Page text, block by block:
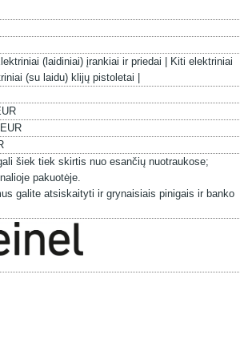
(laidiniai) įrankiai ir priedai |
Kiti elektriniai
(su laidu) klijų pistoletai |
šiek tiek skirtis nuo esančių nuotraukose;
pakuotėje.
galite atsiskaityti ir grynaisiais pinigais ir banko